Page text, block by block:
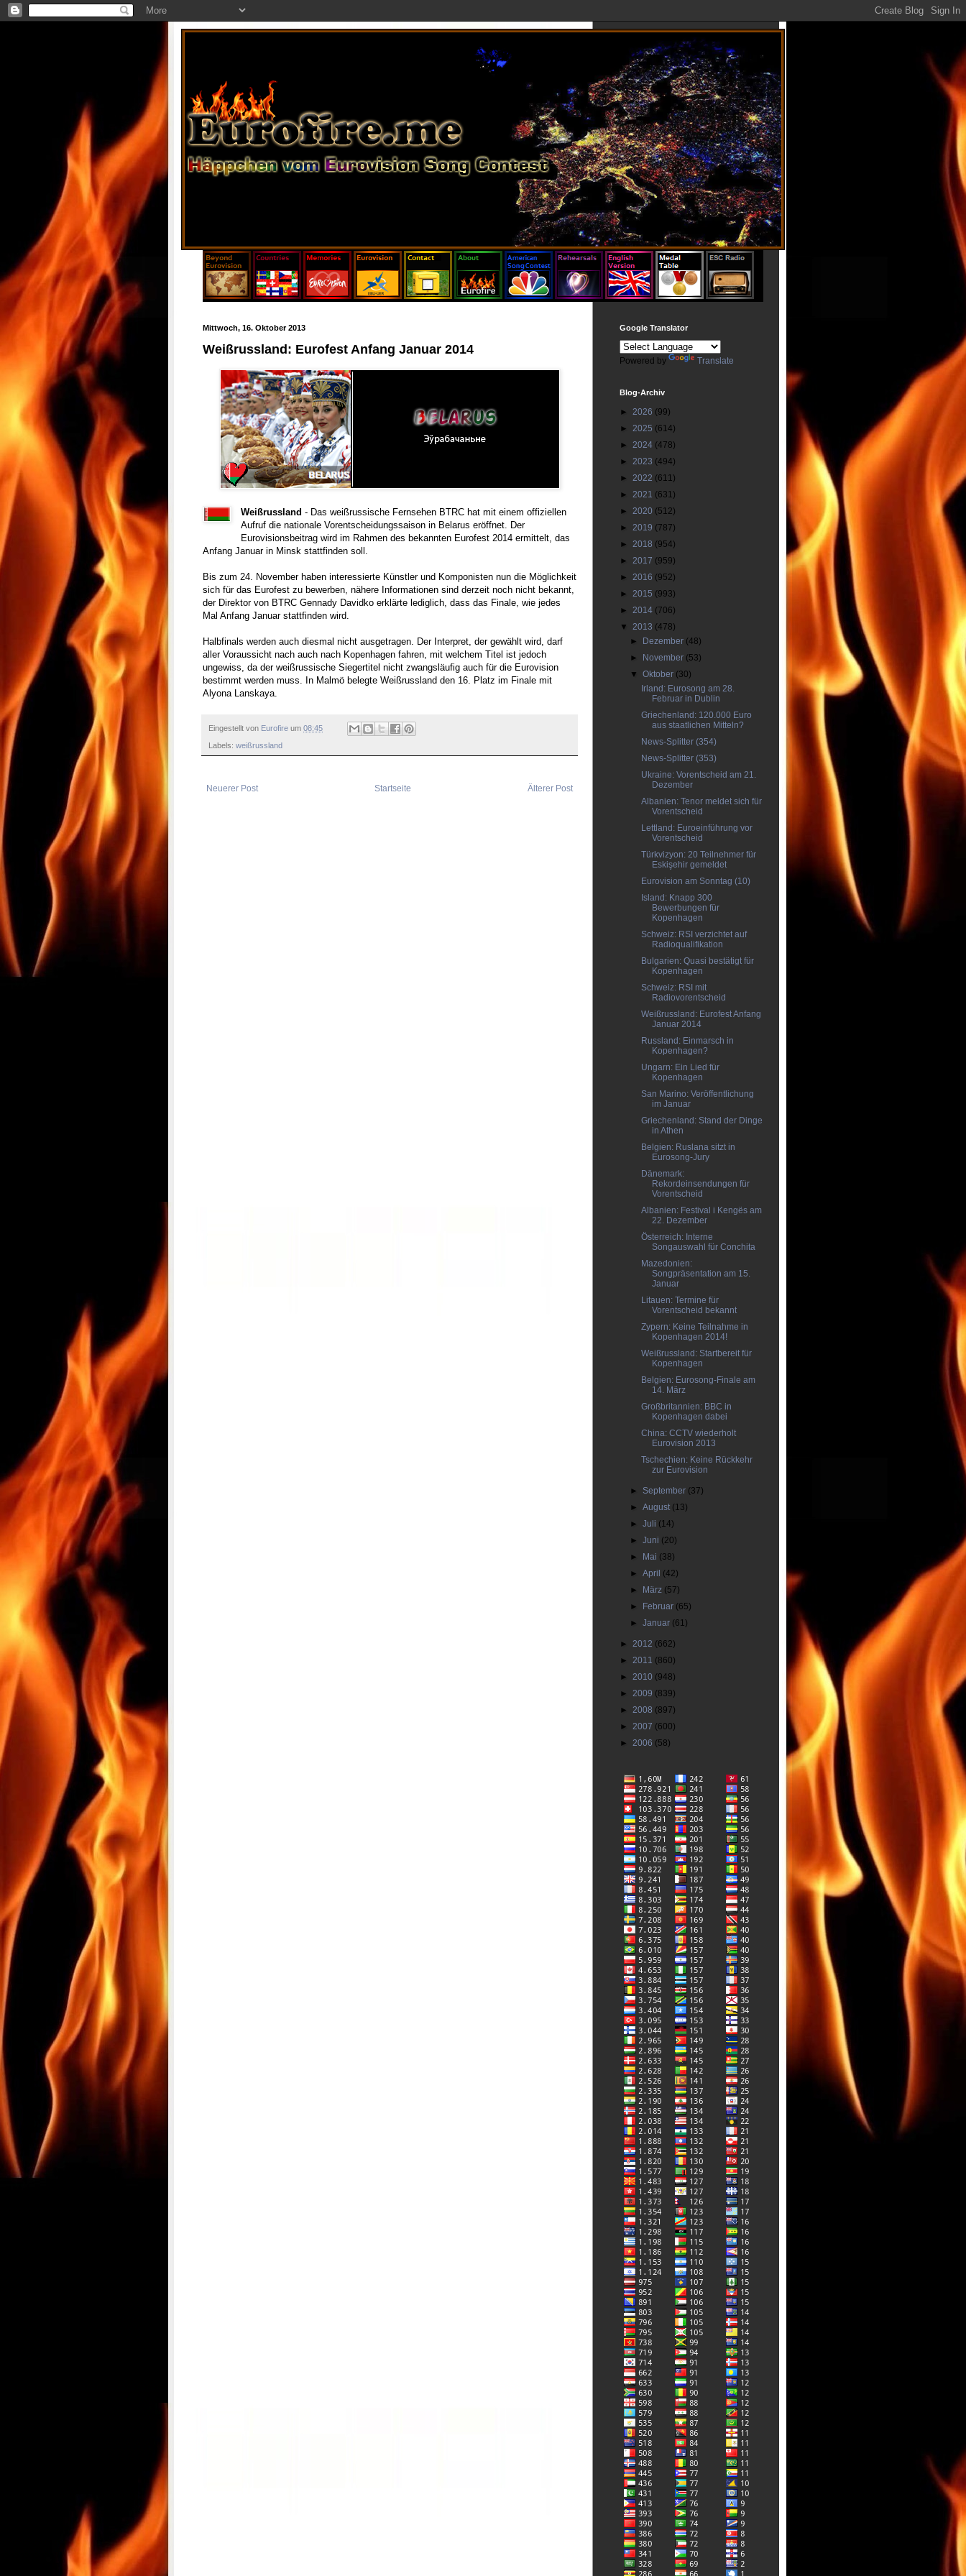
Mittwoch, 16. Oktober 2013
Weißrussland: Eurofest Anfang Januar 2014
Weißrussland - Das weißrussische Fernsehen BTRC hat mit einem offiziellen
Aufruf die nationale Vorentscheidungssaison in Belarus eröffnet. Der
Eurovisionsbeitrag wird im Rahmen des bekannten Eurofest 2014 ermittelt, das
Anfang Januar in Minsk stattfinden soll.
Bis zum 24. November haben interessierte Künstler und Komponisten nun die Möglichkeit
sich für das Eurofest zu bewerben, nähere Informationen sind derzeit noch nicht bekannt,
der Direktor von BTRC Gennady Davidko erklärte lediglich, dass das Finale, wie jedes
Mal Anfang Januar stattfinden wird.
Halbfinals werden auch diesmal nicht ausgetragen. Der Interpret, der gewählt wird, darf
aller Voraussicht nach auch nach Kopenhagen fahren, mit welchem Titel ist jedoch
ungewiss, da der weißrussische Siegertitel nicht zwangsläufig auch für die Eurovision
bestimmt werden muss. In Malmö belegte Weißrussland den 16. Platz im Finale mit
Alyona Lanskaya.
Eingestellt von Eurofire um 08:45
Labels: weißrussland
Neuerer Post Älterer Post
Startseite
Google Translator
Powered by Translate
Blog-Archiv
► 2026 (99)
► 2025 (614)
► 2024 (478)
► 2023 (494)
► 2022 (611)
► 2021 (631)
► 2020 (512)
► 2019 (787)
► 2018 (954)
► 2017 (959)
► 2016 (952)
► 2015 (993)
► 2014 (706)
▼ 2013 (478)
►
Dezember (48)
►
November (53)
▼Oktober (30)
Irland: Eurosong am 28.
Februar in Dublin
Griechenland: 120.000 Euro
aus staatlichen Mitteln?
News-Splitter (354)
News-Splitter (353)
Ukraine: Vorentscheid am 21.
Dezember
Albanien: Tenor meldet sich für
Vorentscheid
Lettland: Euroeinführung vor
Vorentscheid
Türkvizyon: 20 Teilnehmer für
Eskişehir gemeldet
Eurovision am Sonntag (10)
Island: Knapp 300
Bewerbungen für
Kopenhagen
Schweiz: RSI verzichtet auf
Radioqualifikation
Bulgarien: Quasi bestätigt für
Kopenhagen
Schweiz: RSI mit
Radiovorentscheid
Weißrussland: Eurofest Anfang
Januar 2014
Russland: Einmarsch in
Kopenhagen?
Ungarn: Ein Lied für
Kopenhagen
San Marino: Veröffentlichung
im Januar
Griechenland: Stand der Dinge
in Athen
Belgien: Ruslana sitzt in
Eurosong-Jury
Dänemark:
Rekordeinsendungen für
Vorentscheid
Albanien: Festival i Kengës am
22. Dezember
Österreich: Interne
Songauswahl für Conchita
Mazedonien:
Songpräsentation am 15.
Januar
Litauen: Termine für
Vorentscheid bekannt
Zypern: Keine Teilnahme in
Kopenhagen 2014!
Weißrussland: Startbereit für
Kopenhagen
Belgien: Eurosong-Finale am
14. März
Großbritannien: BBC in
Kopenhagen dabei
China: CCTV wiederholt
Eurovision 2013
Tschechien: Keine Rückkehr
zur Eurovision
► September (37)
►August (13)
►Juli (14)
►Juni (20)
►
Mai (38)
►April (42)
►
März (57)
►
Februar (65)
►Januar (61)
► 2012 (662)
► 2011 (860)
► 2010 (948)
► 2009 (839)
► 2008 (897)
► 2007 (600)
► 2006 (58)